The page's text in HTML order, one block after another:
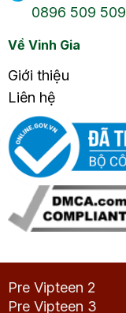
0896 509 509
Về Vinh Gia
Giới thiệu
Liên hệ
Pre Vipteen 2
Pre Vipteen 3